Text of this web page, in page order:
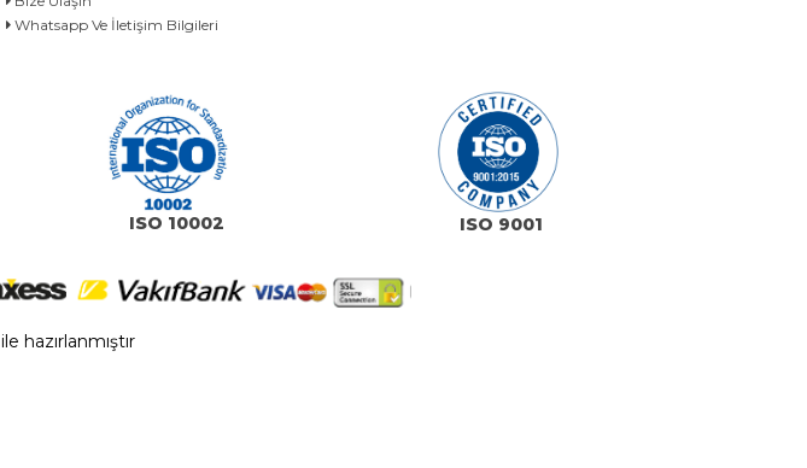
Whatsapp Ve İletişim Bilgileri
ISO 10002 ISO 9001
ile hazırlanmıştır